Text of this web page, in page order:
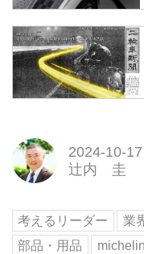
2024-10-17
辻内 圭
考えるリーダー 業
部品・用品
michelin